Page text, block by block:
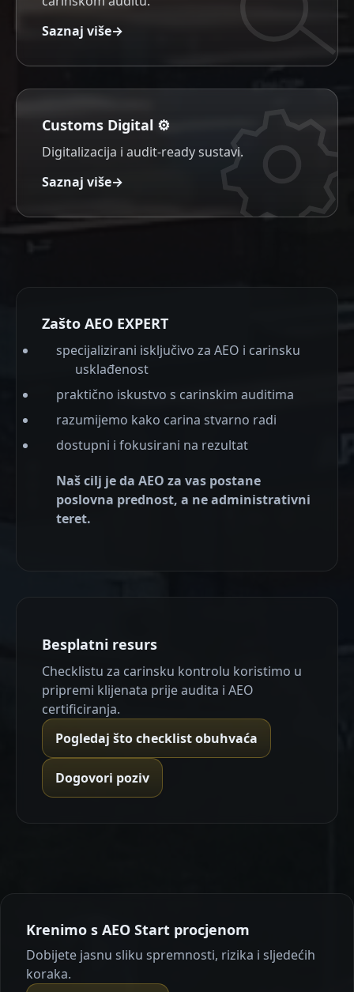
Saznaj više→
Customs Digital ⚙️
Digitalizacija i audit-ready sustavi.
Saznaj više→
Zašto AEO EXPERT
specijalizirani isključivo za AEO i carinsku
usklađenost
praktično iskustvo s carinskim auditima
razumijemo kako carina stvarno radi
dostupni i fokusirani na rezultat
Naš cilj je da AEO za vas postane
poslovna prednost, a ne administrativni
teret.
Besplatni resurs
Checklistu za carinsku kontrolu koristimo u
pripremi klijenata prije audita i AEO
certificiranja.
Pogledaj što checklist obuhvaća
Dogovori poziv
Krenimo s AEO Start procjenom
Dobijete jasnu sliku spremnosti, rizika i sljedećih
koraka.